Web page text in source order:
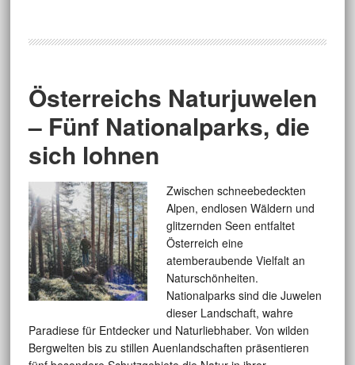
Österreichs Naturjuwelen
– Fünf Nationalparks, die
sich lohnen
Zwischen schneebedeckten
Alpen, endlosen Wäldern und
glitzernden Seen entfaltet
Österreich eine
atemberaubende Vielfalt an
Naturschönheiten.
Nationalparks sind die Juwelen
dieser Landschaft, wahre
Paradiese für Entdecker und Naturliebhaber. Von wilden
Bergwelten bis zu stillen Auenlandschaften präsentieren